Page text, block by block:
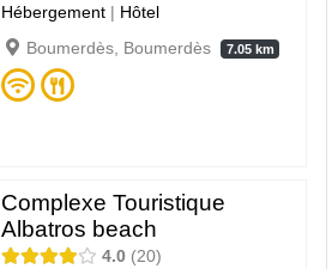
Hébergement | Hôtel
Boumerdès, Boumerdès
7.05 km
Complexe Touristique
Albatros beach
4.0
20